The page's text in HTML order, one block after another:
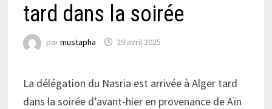
tard dans la soirée
parmustapha 29 avril 2025
La délégation du Nasria est arrivée à Alger tard
dans la soirée d’avant-hier en provenance de Aïn